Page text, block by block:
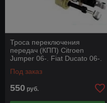
Троса переключения
передач (КПП) Citroen
Jumper 06-. Fiat Ducato 06-.
Под заказ
550 руб.